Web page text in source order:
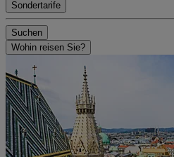
Sondertarife
Suchen
Wohin reisen Sie?